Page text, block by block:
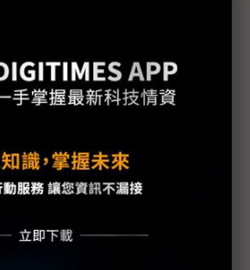
？SK海力士TCB設備最終分配
韓美半導體盼「左右逢源」